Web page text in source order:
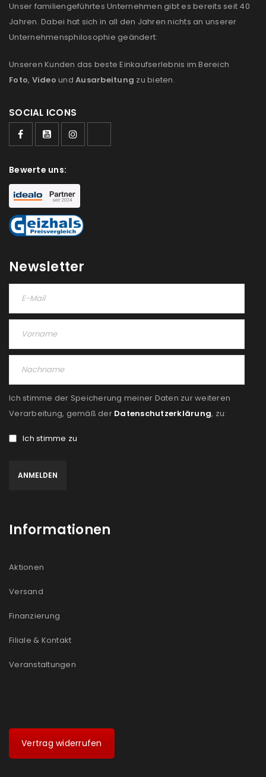
ANMELDEN
Benutzername oder E-Mail-Adresse
Passwort*
ANMELDEN
PASSWORT VERGESSEN?
E-Mail-Adresse*
deine E-Mail-Adresse gesendet.
Please select all the ways you would like to hear from
Ich stimme zu
akzeptiere die
Unser familiengeführtes Unternehmen gibt es bereits seit 40
Jahren. Dabei hat sich in all den Jahren nichts an unserer
Unternehmensphilosophie geändert:
Unseren Kunden das beste Einkaufserlebnis im Bereich
Foto, Video und Ausarbeitung zu bieten.
SOCIAL ICONS
Bewerte uns:
Newsletter
Ich stimme der Speicherung meiner Daten zur weiteren
Verarbeitung, gemäß der Datenschutzerklärung, zu:
Ich stimme zu
Informationen
Aktionen
Versand
Finanzierung
Filiale & Kontakt
Veranstaltungen
Vertrag widerrufen